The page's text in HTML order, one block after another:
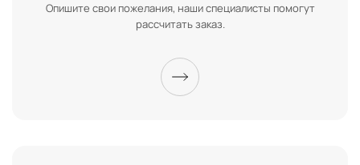
Опишите свои пожелания, наши специалисты помогут
рассчитать заказ.